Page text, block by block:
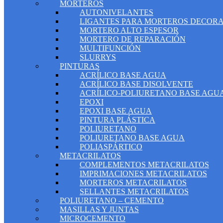
MORTEROS
AUTONIVELANTES
LIGANTES PARA MORTEROS
MORTERO ALTO ESPESOR
MORTERO DE REPARACIÓN
MULTIFUNCIÓN
SLURRYS
PINTURAS
ACRÍLICO BASE AGUA
ACRÍLICO BASE DISOLVENTE
ACRÍLICO-POLIURETANO BASE
EPOXI
EPOXI BASE AGUA
PINTURA PLÁSTICA
POLIURETANO
POLIURETANO BASE AGUA
POLIASPÁRTICO
METACRILATOS
COMPLEMENTOS METACRILATOS
IMPRIMACIONES METACRILATOS
MORTEROS METACRILATOS
SELLANTES METACRILATOS
POLIURETANO – CEMENTO
MASILLAS Y JUNTAS
MICROCEMENTO